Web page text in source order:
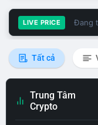
LIVE PRICE Đang
Tất cả
Trung Tâm
Crypto